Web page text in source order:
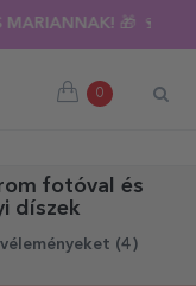
🎁 🍷
0
fotóval és
díszek
(4 )